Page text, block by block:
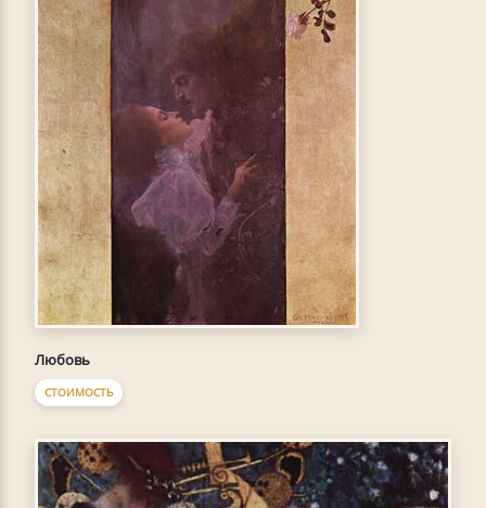
Любовь
СТОИМОСТЬ